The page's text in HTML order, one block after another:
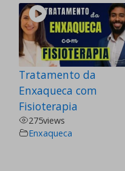
Tratamento da
Enxaqueca com
Fisioterapia
275views
Enxaqueca